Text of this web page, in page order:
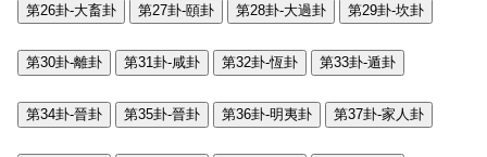
第26卦-大畜卦 第27卦-頤卦 第28卦-大過卦 第29卦-坎卦
第30卦-離卦 第31卦-咸卦 第32卦-恆卦 第33卦-遁卦
第34卦-晉卦 第35卦-晉卦 第36卦-明夷卦 第37卦-家人卦